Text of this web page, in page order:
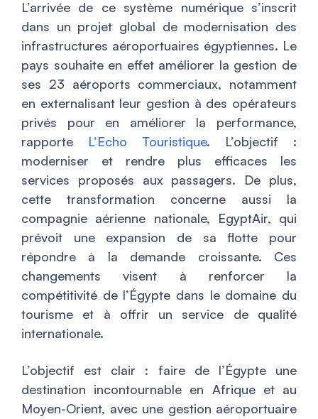
L’arrivée de ce système numérique s’inscrit
dans un projet global de modernisation des
infrastructures aéroportuaires égyptiennes. Le
pays souhaite en effet améliorer la gestion de
ses 23 aéroports commerciaux, notamment
en externalisant leur gestion à des opérateurs
privés pour en améliorer la performance,
rapporte L’Echo Touristique. L’objectif :
moderniser et rendre plus efficaces les
services proposés aux passagers. De plus,
cette transformation concerne aussi la
compagnie aérienne nationale, EgyptAir, qui
prévoit une expansion de sa flotte pour
répondre à la demande croissante. Ces
changements visent à renforcer la
compétitivité de l’Égypte dans le domaine du
tourisme et à offrir un service de qualité
internationale.
L’objectif est clair : faire de l’Égypte une
destination incontournable en Afrique et au
Moyen-Orient, avec une gestion aéroportuaire